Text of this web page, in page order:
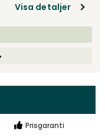
Visa detaljer23 995 kr
Prisgaranti